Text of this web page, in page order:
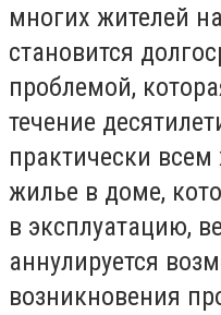
многих жителей
становится
проблемой,
течение
практически всем
жилье в доме,
в эксплуатацию,
аннулируется
возникновения